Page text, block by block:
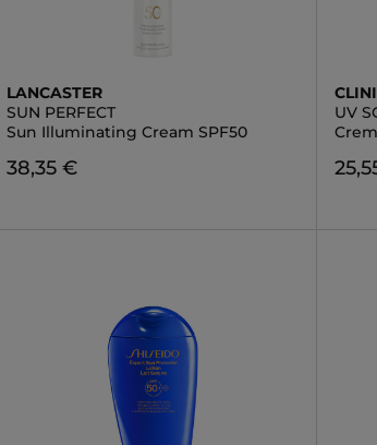
LANCASTER
SUN PERFECT
Sun Illuminating Cream SPF50
38,35 €
UV